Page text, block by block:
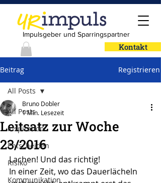
Impulsgeber und Sparringspartner
Kontakt
Beitrag Registrieren
All Posts
Inspiration
Entscheiden
Risiko
Kommunikation
All Posts
Leitsatz zur Woche
23/2016
Bruno Dobler
1 Min. Lesezeit
Lachen! Und das richtig!
In einer Zeit, wo das Dauerlächeln